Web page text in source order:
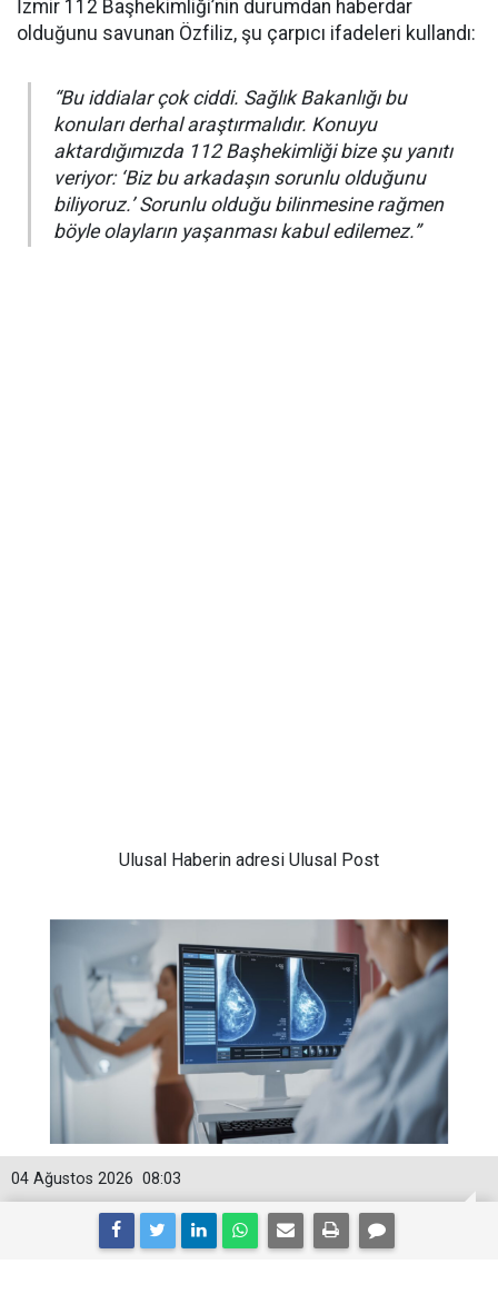
İzmir 112 Başhekimliği’nin durumdan haberdar
olduğunu savunan Özfiliz, şu çarpıcı ifadeleri kullandı:
“Bu iddialar çok ciddi. Sağlık Bakanlığı bu
konuları derhal araştırmalıdır. Konuyu
aktardığımızda 112 Başhekimliği bize şu yanıtı
veriyor: ‘Biz bu arkadaşın sorunlu olduğunu
biliyoruz.’ Sorunlu olduğu bilinmesine rağmen
böyle olayların yaşanması kabul edilemez.”
Ulusal Haberin adresi Ulusal Post
08:03
04 Ağustos 2026